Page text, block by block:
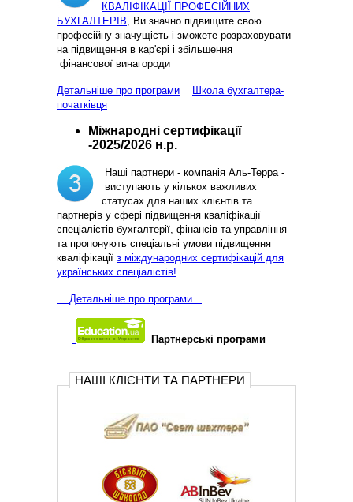
КВАЛІФІКАЦІЇ ПРОФЕСІЙНИХ
БУХГАЛТЕРІВ, Ви значно підвищите свою
професійну значущість і зможете розраховувати
на підвищення в кар'єрі і збільшення
фінансової винагороди
Детальніше про програми
Школа бухгалтера-
початківця
Міжнародні сертифікації
-2025/2026 н.р.
Наші партнери - компанія Аль-Терра -
виступають у кількох важливих
статусах для наших клієнтів та
партнерів у сфері підвищення кваліфікації
спеціалістів бухгалтерії, фінансів та управління
та пропонують спеціальні умови підвищення
кваліфікації з міждународних сертифікацій для
українських спеціалістів!
Детальніше про програми...
Партнерські програми
НАШІ КЛІЄНТИ ТА ПАРТНЕРИ